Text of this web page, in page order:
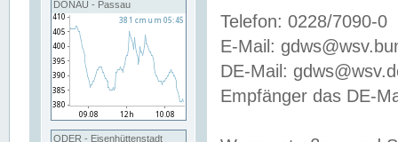
DONAU - Passau
ODER - Eisenhüttenstadt
Telefon: 0228/7090-0
E-Mail:
DE-Mail:
Empfänger das DE-